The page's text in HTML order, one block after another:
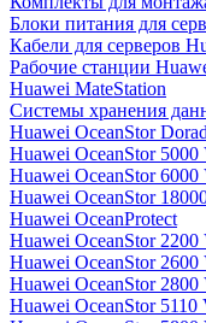
Блоки питания для
Кабели для серверов
Рабочие станции
Huawei MateStation
Системы хранения
Huawei OceanStor
Huawei OceanStor 5000
Huawei OceanStor 6000
Huawei OceanStor
Huawei OceanProtect
Huawei OceanStor 2200
Huawei OceanStor 2600
Huawei OceanStor 2800
Huawei OceanStor 5110